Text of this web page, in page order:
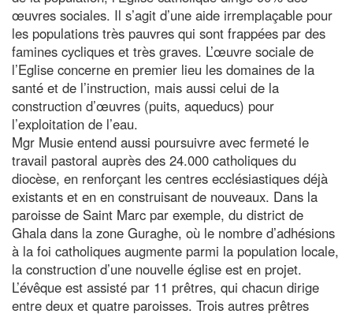
œuvres sociales. Il s’agit d’une aide irremplaçable pour
les populations très pauvres qui sont frappées par des
famines cycliques et très graves. L’œuvre sociale de
l’Eglise concerne en premier lieu les domaines de la
santé et de l’instruction, mais aussi celui de la
construction d’œuvres (puits, aqueducs) pour
l’exploitation de l’eau.
Mgr Musie entend aussi poursuivre avec fermeté le
travail pastoral auprès des 24.000 catholiques du
diocèse, en renforçant les centres ecclésiastiques déjà
existants et en en construisant de nouveaux. Dans la
paroisse de Saint Marc par exemple, du district de
Ghala dans la zone Guraghe, où le nombre d’adhésions
à la foi catholiques augmente parmi la population locale,
la construction d’une nouvelle église est en projet.
L’évêque est assisté par 11 prêtres, qui chacun dirige
entre deux et quatre paroisses. Trois autres prêtres